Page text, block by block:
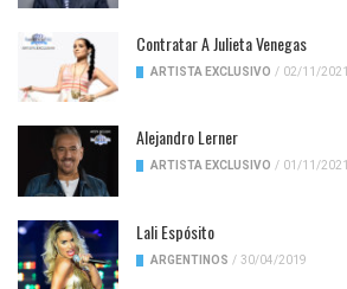
Contratar A Julieta Venegas
ARTISTA EXCLUSIVO / 02/11/2021
Alejandro Lerner
ARTISTA EXCLUSIVO / 01/11/2021
Lali Espósito
ARGENTINOS / 30/04/2019